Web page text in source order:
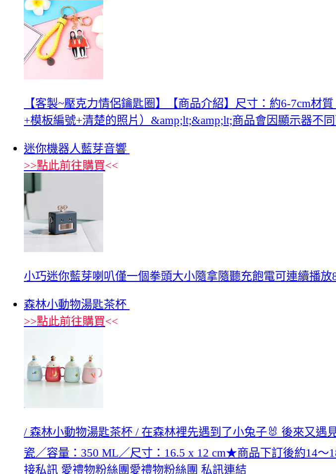
【客製~壓克力情侶鑰匙圈】【商品介紹】尺寸：約6-7cm材
+模板編號+清楚的照片）&amp;lt;&amp;lt;商品會因顯示器不
迷你機器人藍芽音響
>>點此前往購買<<
小巧迷你藍芽喇叭僅一個拳頭大小隨拿隨聽充飽電可連續播
森林小動物湯匙茶杯
>>點此前往購買<<
/ 森林小動物湯匙茶杯 / 在森林裡先遇到了小兔子🐰 後來又
瓷／容量：350 ML／尺寸：16.5 x 12 cm★商品下訂後約14
接私訊 愛禮物粉絲團愛禮物粉絲團 私訊連結